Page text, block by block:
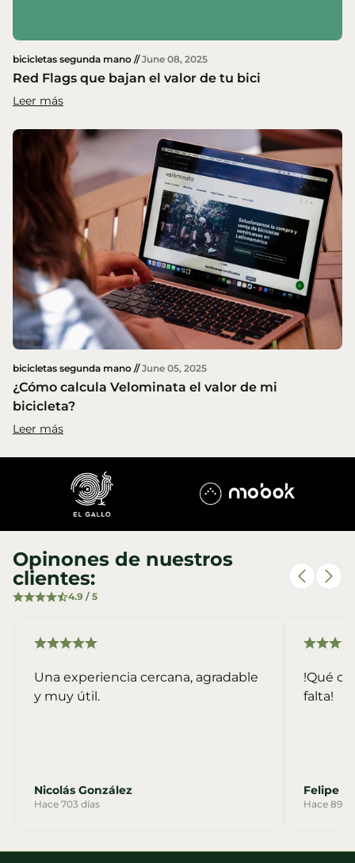
bicicletas segunda mano //June 08, 2025
Red Flags que bajan el valor de tu bici
Leer más
bicicletas segunda mano //June 05, 2025
¿Cómo calcula Velominata el valor de mi
bicicleta?
Leer más
Opinones de nuestros
clientes:
4.9 / 5
Una experiencia cercana, agradable
y muy útil.
Nicolás González
Hace 703 días
!Qué
falta!
Felipe
Hace 899